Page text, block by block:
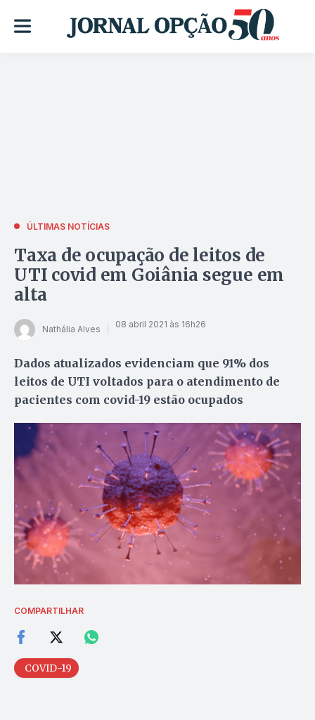
ÚLTIMAS NOTÍCIAS
Taxa de ocupação de leitos de
UTI covid em Goiânia segue em
alta
Nathália Alves 08 abril 2021 às 16h26
Dados atualizados evidenciam que 91% dos
leitos de UTI voltados para o atendimento de
pacientes com covid-19 estão ocupados
COMPARTILHAR
COVID-19